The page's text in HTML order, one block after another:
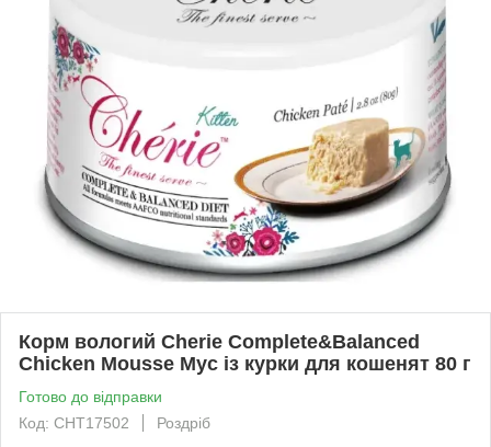
Корм вологий Cherie Complete&Balanced
Chicken Mousse Мус із курки для кошенят 80 г
Готово до відправки
Код: CHT17502
Роздріб